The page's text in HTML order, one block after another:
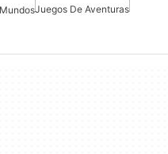
Juegos De Aventuras